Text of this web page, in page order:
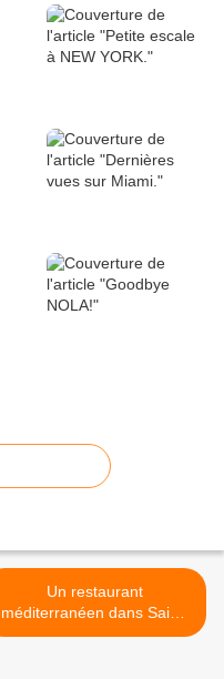
Un restaurant
méditerranéen dans Saint-
Francisville. >